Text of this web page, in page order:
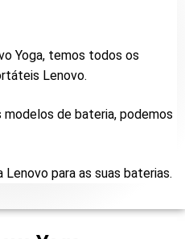
Yoga, temos todos os
Lenovo.
modelos de bateria, podemos
para as suas baterias.